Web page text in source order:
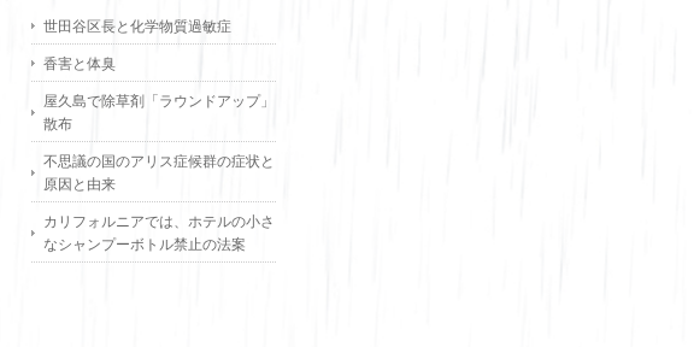
世田谷区長と化学物質過敏症
香害と体臭
屋久島で除草剤「ラウンドアップ」
散布
不思議の国のアリス症候群の症状と
原因と由来
カリフォルニアでは、ホテルの小さ
なシャンプーボトル禁止の法案